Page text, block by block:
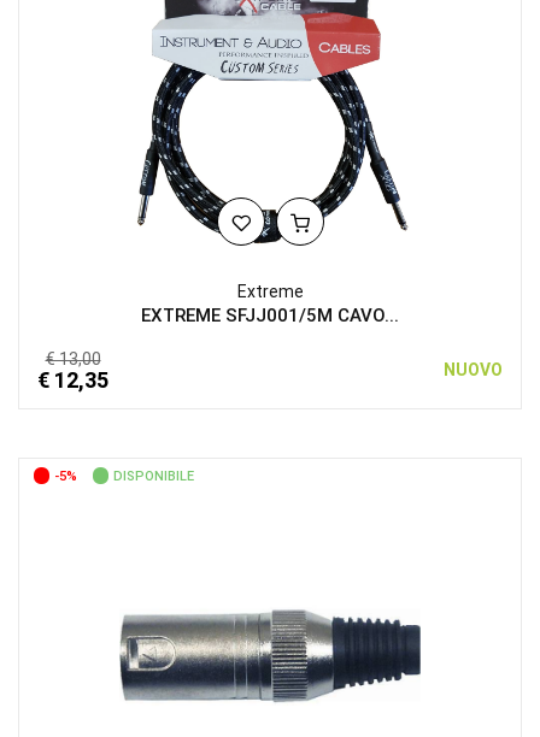
Extreme
EXTREME SFJJ001/5M CAVO...
€ 13,00
€ 12,35 NUOVO
-5% DISPONIBILE